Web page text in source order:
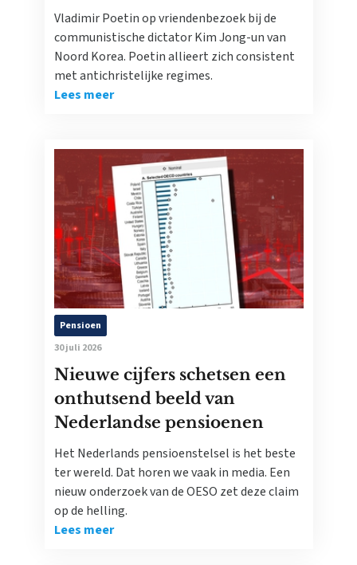
Vladimir Poetin op vriendenbezoek bij de
communistische dictator Kim Jong-un van
Noord Korea. Poetin allieert zich consistent
met antichristelijke regimes.
Lees meer
Pensioen
30 juli 2026
Nieuwe cijfers schetsen een
onthutsend beeld van
Nederlandse pensioenen
Het Nederlands pensioenstelsel is het beste
ter wereld. Dat horen we vaak in media. Een
nieuw onderzoek van de OESO zet deze claim
op de helling.
Lees meer